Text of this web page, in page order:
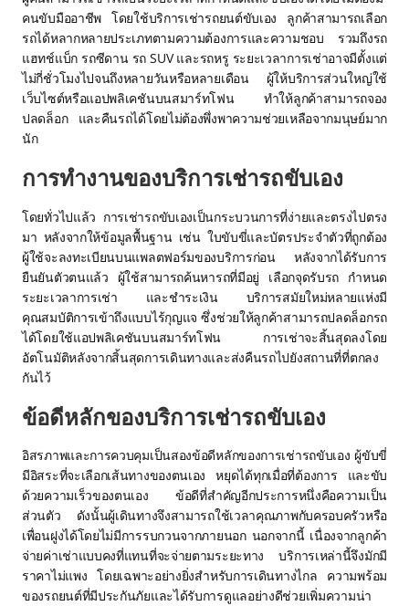
คนขับมืออาชีพ โดยใช้บริการเช่ารถยนต์ขับเอง ลูกค้าสามารถเลือก
รถได้หลากหลายประเภทตามความต้องการและความชอบ รวมถึงรถ
แฮทช์แบ็ก รถซีดาน รถ SUV และรถหรู ระยะเวลาการเช่าอาจมีตั้งแต่
ไม่กี่ชั่วโมงไปจนถึงหลายวันหรือหลายเดือน ผู้ให้บริการส่วนใหญ่ใช้
เว็บไซต์หรือแอปพลิเคชันบนสมาร์ทโฟน ทำให้ลูกค้าสามารถจอง
ปลดล็อก และคืนรถได้โดยไม่ต้องพึ่งพาความช่วยเหลือจากมนุษย์มาก
นัก
การทำงานของบริการเช่ารถขับเอง
โดยทั่วไปแล้ว การเช่ารถขับเองเป็นกระบวนการที่ง่ายและตรงไปตรง
มา หลังจากให้ข้อมูลพื้นฐาน เช่น ใบขับขี่และบัตรประจำตัวที่ถูกต้อง
ผู้ใช้จะลงทะเบียนบนแพลตฟอร์มของบริการก่อน หลังจากได้รับการ
ยืนยันตัวตนแล้ว ผู้ใช้สามารถค้นหารถที่มีอยู่ เลือกจุดรับรถ กำหนด
ระยะเวลาการเช่า และชำระเงิน บริการสมัยใหม่หลายแห่งมี
คุณสมบัติการเข้าถึงแบบไร้กุญแจ ซึ่งช่วยให้ลูกค้าสามารถปลดล็อกรถ
ได้โดยใช้แอปพลิเคชันบนสมาร์ทโฟน การเช่าจะสิ้นสุดลงโดย
อัตโนมัติหลังจากสิ้นสุดการเดินทางและส่งคืนรถไปยังสถานที่ที่ตกลง
กันไว้
ข้อดีหลักของบริการเช่ารถขับเอง
อิสรภาพและการควบคุมเป็นสองข้อดีหลักของการเช่ารถขับเอง ผู้ขับขี่
มีอิสระที่จะเลือกเส้นทางของตนเอง หยุดได้ทุกเมื่อที่ต้องการ และขับ
ด้วยความเร็วของตนเอง ข้อดีที่สำคัญอีกประการหนึ่งคือความเป็น
ส่วนตัว ดังนั้นผู้เดินทางจึงสามารถใช้เวลาคุณภาพกับครอบครัวหรือ
เพื่อนฝูงได้โดยไม่มีการรบกวนจากภายนอก นอกจากนี้ เนื่องจากลูกค้า
จ่ายค่าเช่าแบบคงที่แทนที่จะจ่ายตามระยะทาง บริการเหล่านี้จึงมักมี
ราคาไม่แพง โดยเฉพาะอย่างยิ่งสำหรับการเดินทางไกล ความพร้อม
ของรถยนต์ที่มีประกันภัยและได้รับการดูแลอย่างดีช่วยเพิ่มความน่า